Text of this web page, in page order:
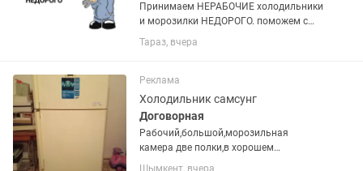
Принимаем НЕРАБОЧИЕ холодильники
и морозилки НЕДОРОГО. поможем с
утилизацией и выноса с этажей старой
техники.
Тараз, вчера
Реклама
Холодильник самсунг
Договорная
Рабочий,большой,морозильная
камера две полки,в хорошем
состоянии
Шымкент, вчера